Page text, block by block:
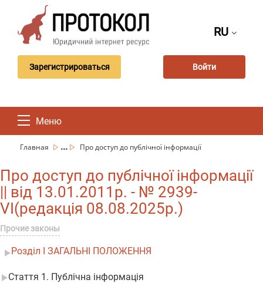
RU
Зарегистрироваться Войти
Меню
Главная ... Про доступ до публічної інформації
Про доступ до публічної інформації
|| від 13.01.2011р. - № 2939-
VI(редакція 08.08.2025р.)
Прочие законы
Розділ I ЗАГАЛЬНІ ПОЛОЖЕННЯ
Стаття 1. Публічна інформація